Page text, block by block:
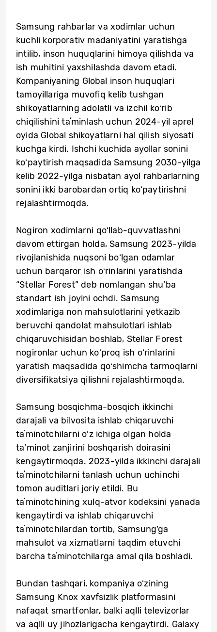
Samsung rahbarlar va xodimlar uchun
kuchli korporativ madaniyatini yaratishga
intilib, inson huquqlarini himoya qilishda va
ish muhitini yaxshilashda davom etadi.
Kompaniyaning Global inson huquqlari
tamoyillariga muvofiq kelib tushgan
shikoyatlarning adolatli va izchil koʻrib
chiqilishini taʼminlash uchun 2024-yil aprel
oyida Global shikoyatlarni hal qilish siyosati
kuchga kirdi. Ishchi kuchida ayollar sonini
koʻpaytirish maqsadida Samsung 2030-yilga
kelib 2022-yilga nisbatan ayol rahbarlarning
sonini ikki barobardan ortiq koʻpaytirishni
rejalashtirmoqda.
Nogiron xodimlarni qoʻllab-quvvatlashni
davom ettirgan holda, Samsung 2023-yilda
rivojlanishida nuqsoni boʻlgan odamlar
uchun barqaror ish oʻrinlarini yaratishda
“Stellar Forest” deb nomlangan shu’ba
standart ish joyini ochdi. Samsung
xodimlariga non mahsulotlarini yetkazib
beruvchi qandolat mahsulotlari ishlab
chiqaruvchisidan boshlab, Stellar Forest
nogironlar uchun koʻproq ish oʻrinlarini
yaratish maqsadida qoʻshimcha tarmoqlarni
diversifikatsiya qilishni rejalashtirmoqda.
Samsung bosqichma-bosqich ikkinchi
darajali va bilvosita ishlab chiqaruvchi
taʼminotchilarni oʻz ichiga olgan holda
ta’minot zanjirini boshqarish doirasini
kengaytirmoqda. 2023-yilda ikkinchi darajali
taʼminotchilarni tanlash uchun uchinchi
tomon auditlari joriy etildi. Bu
taʼminotchining xulq-atvor kodeksini yanada
kengaytirdi va ishlab chiqaruvchi
taʼminotchilardan tortib, Samsung’ga
mahsulot va xizmatlarni taqdim etuvchi
barcha taʼminotchilarga amal qila boshladi.
Bundan tashqari, kompaniya oʻzining
Samsung Knox xavfsizlik platformasini
nafaqat smartfonlar, balki aqlli televizorlar
va aqlli uy jihozlarigacha kengaytirdi. Galaxy